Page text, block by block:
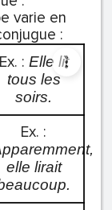
varie en
:
Ex. : Elle lit
tous les
soirs.
Ex. :
elle lirait